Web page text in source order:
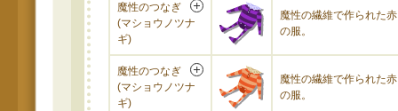
魔性のつなぎ
(マショウノツナ
ギ)
魔性の繊維で作られた
の服。
魔性のつなぎ
(マショウノツナ
ギ)
魔性の繊維で作られた
の服。